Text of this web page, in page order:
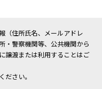
（住所氏名、メールアドレ
・警察機関等、公共機関から
譲渡または利用することはご
さい。